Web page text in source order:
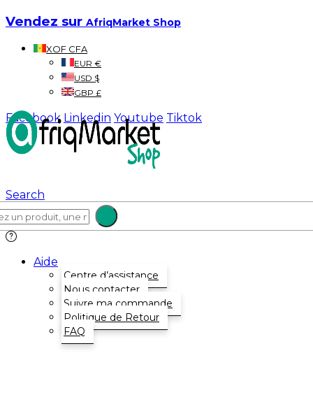
Vendez sur AfriqMarket Shop
XOF CFA
EUR €
USD $
GBP £
Facebook Linkedin Youtube Tiktok
Search
Aide
Centre d’assistance
Nous contacter
Suivre ma commande
Politique de Retour
FAQ